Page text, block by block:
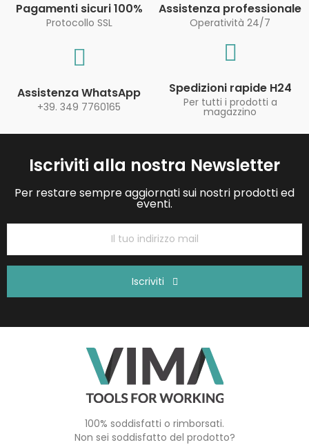
Pagamenti sicuri 100%
Protocollo SSL
Assistenza professionale
Operatività 24/7
Assistenza WhatsApp
+39. 349 7760165
Spedizioni rapide H24
Per tutti i prodotti a
magazzino
Iscriviti alla nostra Newsletter
Per restare sempre aggiornati sui nostri prodotti ed
eventi.
Iscriviti
100% soddisfatti o rimborsati.
Non sei soddisfatto del prodotto?